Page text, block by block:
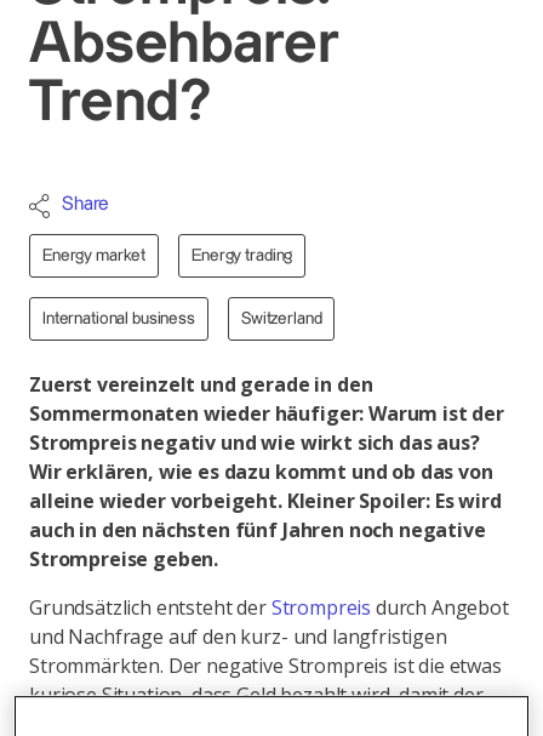
Absehbarer
Trend?
Share
Energy market Energy trading
International business Switzerland
Zuerst vereinzelt und gerade in den
Sommermonaten wieder häufiger: Warum ist der
Strompreis negativ und wie wirkt sich das aus?
Wir erklären, wie es dazu kommt und ob das von
alleine wieder vorbeigeht. Kleiner Spoiler: Es wird
auch in den nächsten fünf Jahren noch negative
Strompreise geben.
Grundsätzlich entsteht derStrompreis durch Angebot
und Nachfrage auf den kurz- und langfristigen
Strommärkten. Der negative Strompreis ist die etwas
kuriose Situation, dass Geld bezahlt wird, damit der